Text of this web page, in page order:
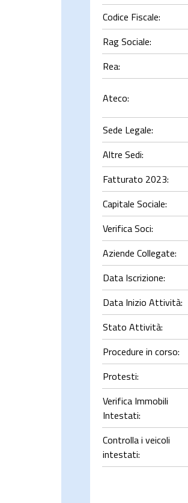
Codice Fiscale:
Rag Sociale:
Rea:
Ateco:
Sede Legale:
Altre Sedi:
Fatturato 2023:
Capitale Sociale:
Verifica Soci:
Aziende Collegate:
Data Iscrizione:
Data Inizio Attività:
Stato Attività:
Procedure in corso:
Protesti:
Verifica Immobili
Intestati:
Controlla i veicoli
intestati: